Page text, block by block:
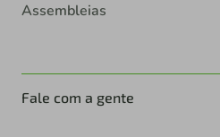
Assembleias
Fale com a gente